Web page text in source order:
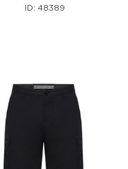
ID: 48389